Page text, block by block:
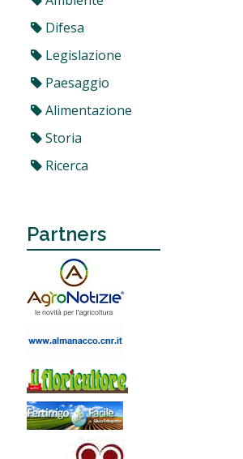
Difesa
Legislazione
Paesaggio
Alimentazione
Storia
Ricerca
Partners